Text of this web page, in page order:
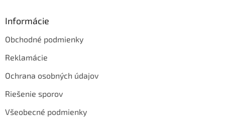
Informácie
Obchodné podmienky
Reklamácie
Ochrana osobných údajov
Riešenie sporov
Všeobecné podmienky